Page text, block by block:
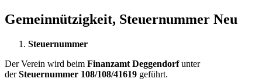
Gemeinnützigkeit, Steuernummer Neu
Steuernummer
Der Verein wird beim Finanzamt Deggendorfunter
derSteuernummer 108/108/41619 geführt.